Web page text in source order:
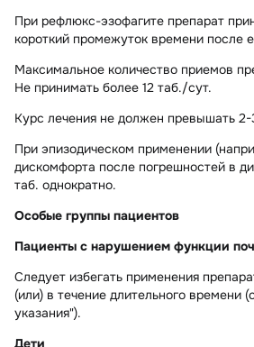
При рефлюкс-эзофагите препарат
короткий промежуток времени после
Максимальное количество приемов
Не принимать более 12 таб./сут.
Курс лечения не должен превышать
При эпизодическом применении
дискомфорта после погрешностей в
таб. однократно.
Особые группы пациентов
Пациенты с нарушением функции
Следует избегать применения
(или) в течение длительного времени
указания").
Дети